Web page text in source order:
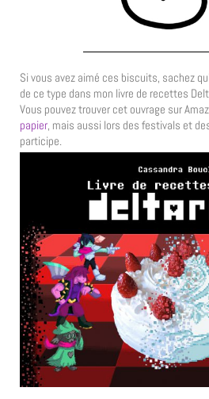
Si vous avez aimé ces biscuits, sachez
de ce type dans mon livre de recettes
Vous pouvez trouver cet ouvrage sur
papier, mais aussi lors des festivals et
participe.